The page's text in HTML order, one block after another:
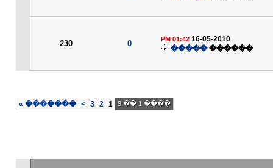
16-05-2010
01:42 PM
������
�����
0
230
���� 1 �� 9
1
2
3
>
�������
»